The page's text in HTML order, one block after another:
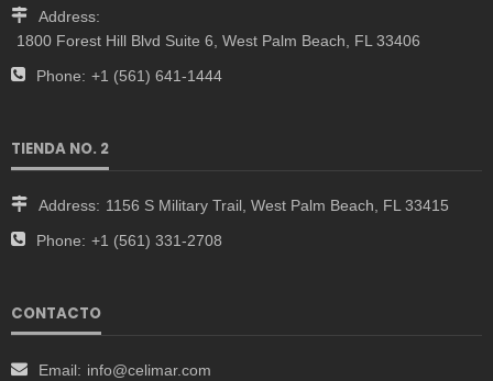
Address:
1800 Forest Hill Blvd Suite 6, West Palm Beach, FL 33406
Phone: +1 (561) 641-1444
TIENDA NO. 2
Address: 1156 S Military Trail, West Palm Beach, FL 33415
Phone: +1 (561) 331-2708
CONTACTO
Email: info@celimar.com